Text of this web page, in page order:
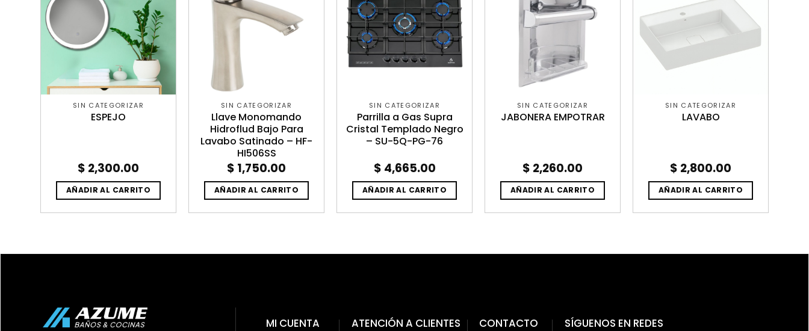
SIN CATEGORIZAR
ESPEJO
$ 2,300.00
AÑADIR AL CARRITO
SIN CATEGORIZAR
Llave Monomando
Hidroflud Bajo Para
Lavabo Satinado – HF-
HI506SS
$ 1,750.00
AÑADIR AL CARRITO
SIN CATEGORIZAR
Parrilla a Gas Supra
Cristal Templado Negro
– SU-5Q-PG-76
$ 4,665.00
AÑADIR AL CARRITO
SIN CATEGORIZAR
JABONERA EMPOTRAR
$ 2,260.00
AÑADIR AL CARRITO
SIN CATEGORIZAR
LAVABO
$ 2,800.00
AÑADIR AL CARRITO
MI CUENTA ATENCIÓN A CLIENTES CONTACTO SÍGUENOS EN REDES